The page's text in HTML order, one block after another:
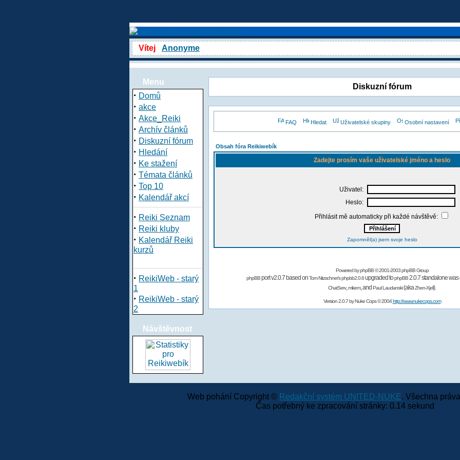
Vítej Anonyme
Menu
· Domů
· akce
· Akce_Reiki
· Archív článků
· Diskuzní fórum
· Hledání
· Ke stažení
· Témata článků
· Top 10
· Kalendář akcí
· Reiki Seznam
· Reiki kluby
· Kalendář Reiki
kurzů
· ReikiWeb - starý
1
· ReikiWeb - starý
2
Návštěvnost
Diskuzní fórum
FAQ Hledat Uživatelské skupiny Osobní nastavení
Obsah fóra Reikiwebík
Zadejte prosím vaše uživatelské jméno a heslo
Uživatel:
Heslo:
Přihlásit mě automaticky při každé návštěvě:
Zapomněl(a) jsem svoje heslo
Powered byphpBB© 2001-2003 phpBB Group
phpBBport v2.0.7 based onTom Nitzschner'sphpbb2.0.6upgraded tophpBB2.0.7 standalone
ChatServ,mikem,and Paul Laudanski(akaZhen-Xjell).
Version 2.0.7 byNuke Cops© 2004http://www.nukecops.com
Web pohání Copyright © Redakční systém UNITED-NUKE. Všechna
Čas potřebný ke zpracování stránky: 0.14 sekund